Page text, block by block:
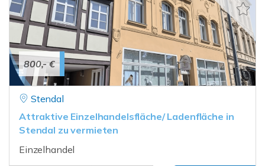
800,- €
Stendal
Attraktive Einzelhandelsfläche/ Ladenfläche in
Stendal zu vermieten
Einzelhandel